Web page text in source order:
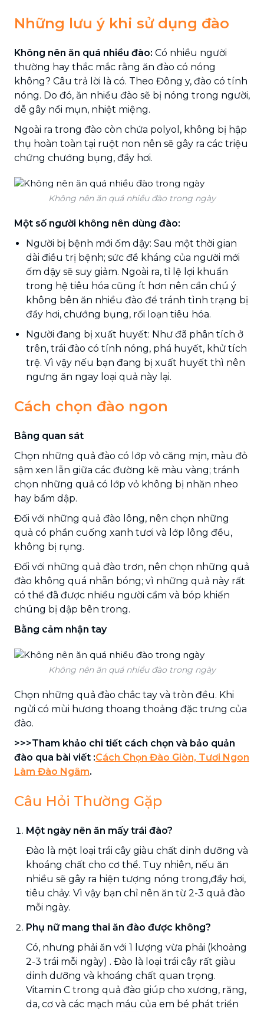
Những lưu ý khi sử dụng đào
Không nên ăn quá nhiều đào: Có nhiều người
thường hay thắc mắc rằng ăn đào có nóng
không? Câu trả lời là có. Theo Đông y, đào có tính
nóng. Do đó, ăn nhiều đào sẽ bị nóng trong người,
dễ gây nổi mụn, nhiệt miệng.
Ngoài ra trong đào còn chứa polyol, không bị hập
thụ hoàn toàn tại ruột non nên sẽ gây ra các triệu
chứng chướng bụng, đầy hơi.
Không nên ăn quá nhiều đào trong ngày
Một số người không nên dùng đào:
Người bị bệnh mới ốm dậy: Sau một thời gian
dài điều trị bệnh; sức đề kháng của người mới
ốm dậy sẽ suy giảm. Ngoài ra, tỉ lệ lợi khuẩn
trong hệ tiêu hóa cũng ít hơn nên cần chú ý
không bên ăn nhiều đào để tránh tình trạng bị
đầy hơi, chướng bụng, rối loạn tiêu hóa.
Người đang bị xuất huyết: Như đã phân tích ở
trên, trái đào có tính nóng, phá huyết, khử tích
trệ. Vì vậy nếu bạn đang bị xuất huyết thì nên
ngưng ăn ngay loại quả này lại.
Cách chọn đào ngon
Bằng quan sát
Chọn những quả đào có lớp vỏ căng mịn, màu đỏ
sậm xen lẫn giữa các đường kẽ màu vàng; tránh
chọn những quả có lớp vỏ không bị nhăn nheo
hay bầm dập.
Đối với những quả đào lông, nên chọn những
quả có phần cuống xanh tươi và lớp lông đều,
không bị rụng.
Đối với những quả đào trơn, nên chọn những quả
đào không quá nhẵn bóng; vì những quả này rất
có thể đã được nhiều người cầm và bóp khiến
chúng bị dập bên trong.
Bằng cảm nhận tay
Không nên ăn quá nhiều đào trong ngày
Chọn những quả đào chắc tay và tròn đều. Khi
ngửi có mùi hương thoang thoảng đặc trưng của
đào.
>>>Tham khảo chi tiết cách chọn và bảo quản
đào qua bài viết :Cách Chọn Đào Giòn, Tươi Ngon
Làm Đào Ngâm.
Câu Hỏi Thường Gặp
Một ngày nên ăn mấy trái đào?
Đào là một loại trái cây giàu chất dinh dưỡng và
khoáng chất cho cơ thể. Tuy nhiên, nếu ăn
nhiều sẽ gây ra hiện tượng nóng trong,đầy hơi,
tiêu chảy. Vì vậy bạn chỉ nên ăn từ 2-3 quả đào
mỗi ngày.
Phụ nữ mang thai ăn đào được không?
Có, nhưng phải ăn với 1 lượng vừa phải (khoảng
2-3 trái mỗi ngày) . Đào là loại trái cây rất giàu
dinh dưỡng và khoáng chất quan trọng.
Vitamin C trong quả đào giúp cho xương, răng,
da, cơ và các mạch máu của em bé phát triển